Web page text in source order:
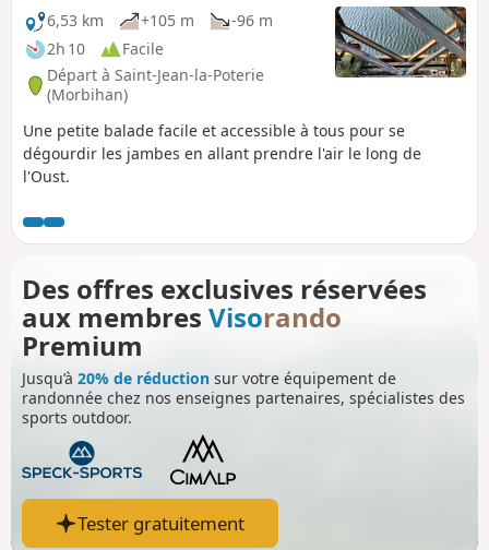
6,53 km
+105 m
-96 m
2h 10
Facile
Départ à Saint-Jean-la-Poterie
(Morbihan)
Une petite balade facile et accessible à tous pour se
dégourdir les jambes en allant prendre l'air le long de
l'Oust.
Des offres exclusives réservées
aux membres Visorando
Premium
Jusqu’à 20% de réduction sur votre équipement de
randonnée chez nos enseignes partenaires, spécialistes des
sports outdoor.
Tester gratuitement